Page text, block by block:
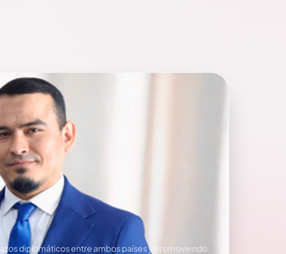
diplomáticos entre ambos países y promoviendo